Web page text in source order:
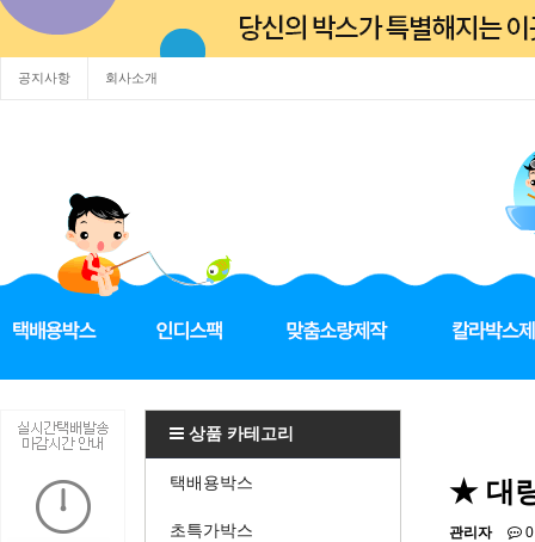
공지사항 회사소개
상품 카테고리
택배용박스
초특가박스
★ 대
관리자